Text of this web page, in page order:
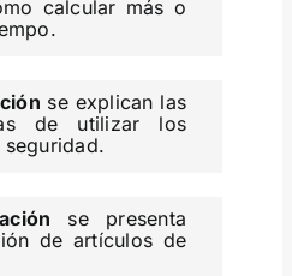
calcular más o
se explican las
de utilizar los
se presenta
de artículos de